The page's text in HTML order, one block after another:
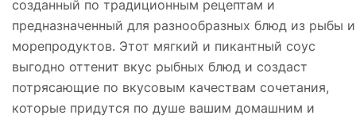
созданный по традиционным рецептам и
предназначенный для разнообразных блюд из рыбы и
морепродуктов. Этот мягкий и пикантный соус
выгодно оттенит вкус рыбных блюд и создаст
потрясающие по вкусовым качествам сочетания,
которые придутся по душе вашим домашним и